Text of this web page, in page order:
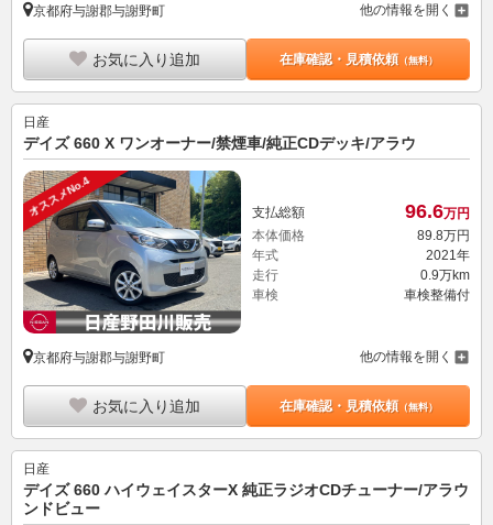
京都府与謝郡与謝野町 他の情報を開く
お気に入り追加 在庫確認・見積依頼（無料）
日産
デイズ 660 X ワンオーナー/禁煙車/純正CDデッキ/アラウ
オススメNo.4 支払総額 96.6万円
本体価格
89. 8万円
年式
2021年
走行
0.9万km
車検
車検整備付
京都府与謝郡与謝野町 他の情報を開く
お気に入り追加 在庫確認・見積依頼（無料）
日産
デイズ 660 ハイウェイスターX 純正ラジオCDチューナー/アラウ
ンドビュー